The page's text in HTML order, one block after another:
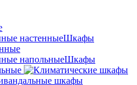
Шкафы
Шкафы